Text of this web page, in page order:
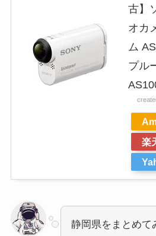
古】
オカ
ム
プル
楽
静岡県をまとめて